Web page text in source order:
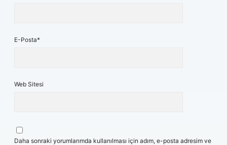
E-Posta*
Web Sitesi
Daha sonraki yorumlarımda kullanılması için adım, e-posta adresim ve